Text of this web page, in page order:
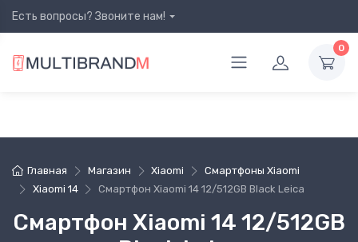
Есть вопросы? Звоните нам!
0
Главная Магазин Xiaomi
Смартфоны Xiaomi
Xiaomi 14
Смартфон Xiaomi 14 12/512GB Black Leica
Смартфон Xiaomi 14 12/512GB